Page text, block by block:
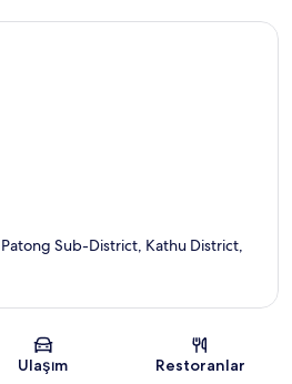
Sub-District, Kathu District,
Ulaşım Restoranlar